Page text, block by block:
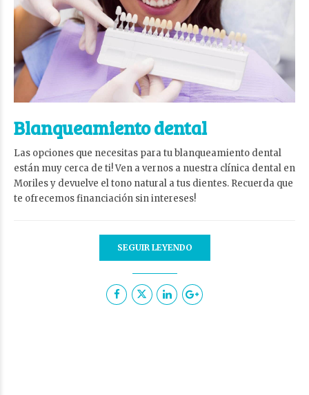
Blanqueamiento dental
Las opciones que necesitas para tu blanqueamiento dental
están muy cerca de ti! Ven a vernos a nuestra clínica dental en
Moriles y devuelve el tono natural a tus dientes. Recuerda que
te ofrecemos financiación sin intereses!
SEGUIR LEYENDO